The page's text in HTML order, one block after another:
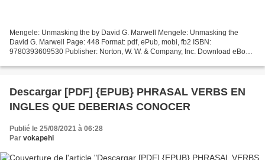
Mengele: Unmasking the by David G. Marwell Mengele: Unmasking the
David G. Marwell Page: 448 Format: pdf, ePub, mobi, fb2 ISBN:
9780393609530 Publisher: Norton, W. W. & Company, Inc. Download eBook
Descargar [PDF] {EPUB} PHRASAL VERBS EN
INGLES QUE DEBERIAS CONOCER
Publié le 25/08/2021 à 06:28
Par vokapehi